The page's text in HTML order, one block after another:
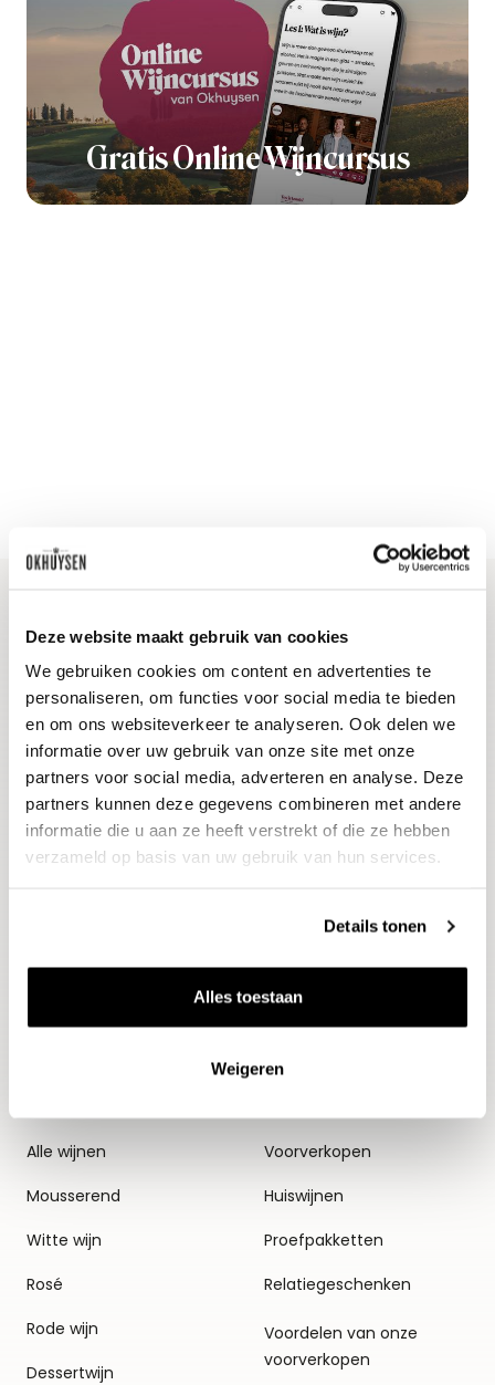
Deze website maakt gebruik van cookies
We gebruiken cookies om content en advertenties te
personaliseren, om functies voor social media te bieden
en om ons websiteverkeer te analyseren. Ook delen we
informatie over uw gebruik van onze site met onze
partners voor social media, adverteren en analyse. Deze
partners kunnen deze gegevens combineren met andere
informatie die u aan ze heeft verstrekt of die ze hebben
verzameld op basis van uw gebruik van hun services.
Details tonen
Alles toestaan
Weigeren
Gratis Online Wijncursus
Blijf op de hoogte
Ontvang het laatste wijnnieuws, proeverijen en
evenementen
E-mailadres
Aanmelden
Alle wijnen
Mousserend
Witte wijn
Rosé
Rode wijn
Dessertwijn
Thema's
Voorverkopen
Huiswijnen
Proefpakketten
Relatiegeschenken
Voordelen van onze
voorverkopen